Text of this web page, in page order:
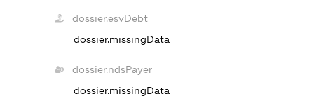
dossier.esvDebt
dossier.missingData
dossier.ndsPayer
dossier.missingData